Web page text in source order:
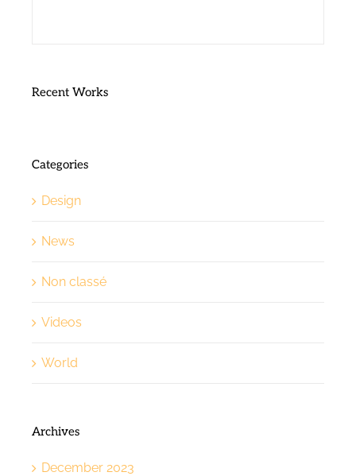
Recent Works
Categories
Design
News
Non classé
Videos
World
Archives
December 2023